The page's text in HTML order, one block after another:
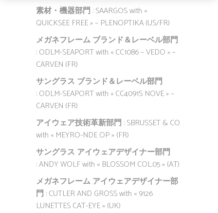
素材・機器部門 : SAARGOS with «
QUICKSEE FREE » – PLENOPTIKA (US/FR)
メガネフレーム ブランド＆レーベル部門
: ODLM-SEAPORT with « CC1086 – VEDO » –
CARVEN (FR)
サングラス ブランド＆レーベル部門
: ODLM-SEAPORT with « CC4091S NOVE » –
CARVEN (FR)
アイウェア技術革新部門 : SBRUSSET & CO
with « MEYRO-NDE OP » (FR)
サングラス アイウェアデザイナー部門
: ANDY WOLF with « BLOSSOM COL.05 » (AT)
メガネフレーム アイウェアデザイナー部
門 : CUTLER AND GROSS with « 9126
LUNETTES CAT-EYE » (UK)